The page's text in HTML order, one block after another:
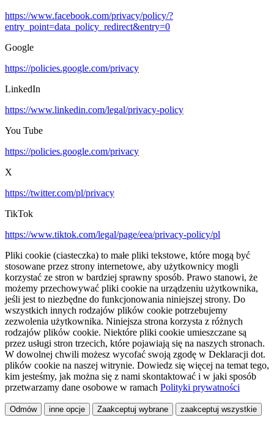
https://www.facebook.com/privacy/policy/?
entry_point=data_policy_redirect&entry=0
Google
https://policies.google.com/privacy
LinkedIn
https://www.linkedin.com/legal/privacy-policy
You Tube
https://policies.google.com/privacy
X
https://twitter.com/pl/privacy
TikTok
https://www.tiktok.com/legal/page/eea/privacy-policy/pl
Pliki cookie (ciasteczka) to małe pliki tekstowe, które mogą być
stosowane przez strony internetowe, aby użytkownicy mogli
korzystać ze stron w bardziej sprawny sposób. Prawo stanowi, że
możemy przechowywać pliki cookie na urządzeniu użytkownika,
jeśli jest to niezbędne do funkcjonowania niniejszej strony. Do
wszystkich innych rodzajów plików cookie potrzebujemy
zezwolenia użytkownika. Niniejsza strona korzysta z różnych
rodzajów plików cookie. Niektóre pliki cookie umieszczane są
przez usługi stron trzecich, które pojawiają się na naszych stronach.
W dowolnej chwili możesz wycofać swoją zgodę w Deklaracji dot.
plików cookie na naszej witrynie. Dowiedz się więcej na temat tego,
kim jesteśmy, jak można się z nami skontaktować i w jaki sposób
przetwarzamy dane osobowe w ramach Polityki prywatności
Odmów inne opcje Zaakceptuj wybrane zaakceptuj wszystkie